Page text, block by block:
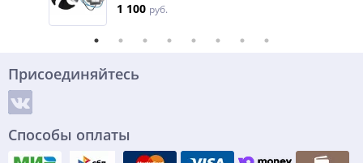
1 100 руб.
Присоединяйтесь
Способы оплаты